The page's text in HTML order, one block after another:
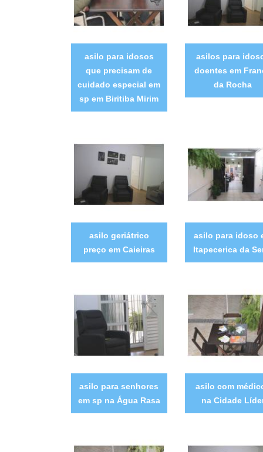
asilo para idosos
que precisam de
cuidado especial em
sp em Biritiba Mirim
asilos para
doentes em
da Rocha
asilo geriátrico
preço em Caieiras
asilo para idoso
Itapecerica da
asilo para senhores
em sp na Água Rasa
asilo com
na Cidade